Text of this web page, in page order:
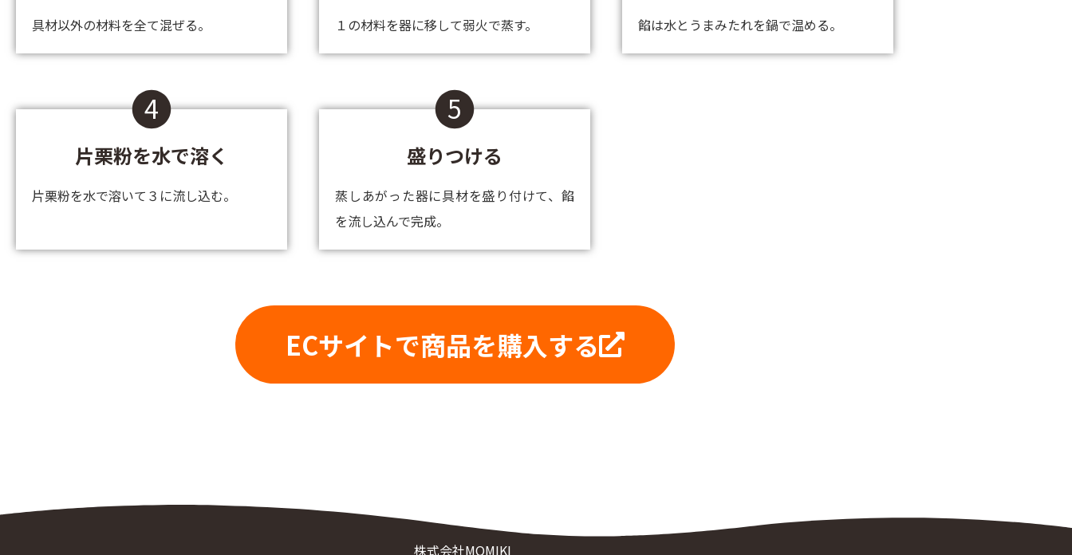
具材以外の材料を全て混ぜる。 １の材料を器に移して弱火で蒸す。 餡は水とうまみたれを鍋で温める。
4
片栗粉を水で溶く
片栗粉を水で溶いて３に流し込む。
5
盛りつける
蒸しあがった器に具材を盛り付けて、餡
を流し込んで完成。
ECサイトで商品を購入する
株式会社MOMIKI